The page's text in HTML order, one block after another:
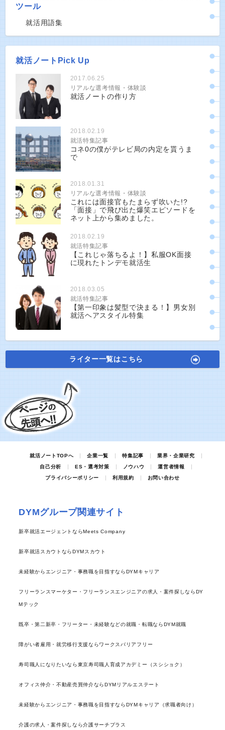
ツール
就活用語集
就活ノートPick Up
2017.06.25
リアルな選考情報・体験談
就活ノートの作り方
2018.02.19
就活特集記事
コネ0の僕がテレビ局の内定を貰うま
で
2018.01.31
リアルな選考情報・体験談
これには面接官もたまらず吹いた!?
「面接」で飛び出た爆笑エピソードを
ネット上から集めました。
2018.02.19
就活特集記事
【これじゃ落ちるよ！】私服OK面接
に現れたトンデモ就活生
2018.03.05
就活特集記事
【第一印象は髪型で決まる！】男女別
就活ヘアスタイル特集
ライター一覧はこちら
就活ノートTOPへ 企業一覧 特集記事
業界・企業研究
自己分析
ES・選考対策 ノウハウ
運営者情報
プライバシーポリシー
利用規約 お問い合わせ
DYMグループ関連サイト
新卒就活エージェントならMeets Company
新卒就活スカウトならDYMスカウト
未経験からエンジニア・事務職を目指すならDYMキャリア
フリーランスマーケター・フリーランスエンジニアの求人・案件探しならDY
Mテック
既卒・第二新卒・フリーター・未経験などの就職・転職ならDYM就職
障がい者雇用・就労移行支援ならワークスバリアフリー
寿司職人になりたいなら東京寿司職人育成アカデミー（スシショク）
オフィス仲介・不動産売買仲介ならDYMリアルエステート
未経験からエンジニア・事務職を目指すならDYMキャリア（求職者向け）
介護の求人・案件探しなら介護サーチプラス